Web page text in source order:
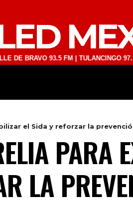
93.5 FM | TULANCINGO 97.1 FM
el Sida y reforzar la
PARA
LA